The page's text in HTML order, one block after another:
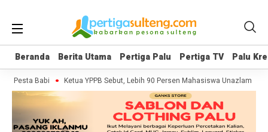
Beranda Berita Utama Pertiga Palu Pertiga TV Palu
Beranda Berita Utama Pertiga Palu Pertiga TV Palu
Babi Ketua YPPB Sebut, Lebih 90 Persen Mahasiswa Unazlam Dapat